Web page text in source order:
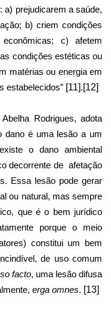
a) prejudicarem a saúde,
b) criem condições
c) afetem
condições estéticas ou
matérias ou energia em
estabelecidos” [11].[12]
Abelha Rodrigues, adota
dano é uma lesão a um
o dano ambiental
decorrente de afetação
Essa lesão pode gerar
ou natural, mas sempre
que é o bem jurídico
porque o meio
constitui um bem
de uso comum
facto, uma lesão difusa
erga omnes. [13]